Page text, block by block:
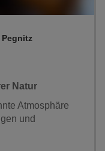
Natur
Atmosphäre
und